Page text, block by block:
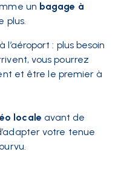
un bagage à
plus.
: plus besoin
vous pourrez
et être le premier à
locale avant de
votre tenue